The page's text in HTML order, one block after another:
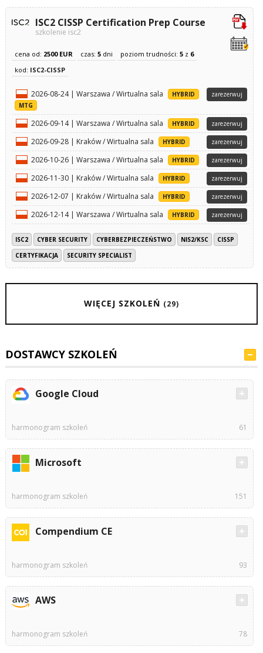
ISC2 CISSP Certification Prep Course
szkolenie isc2
cena od: 2500 EUR czas: 5dni poziom trudności: 5z 6
kod: ISC2-CISSP
2026-08-24 | Warszawa / Wirtualna sala
HYBRID
MTG
zarezerwuj
2026-09-14 | Warszawa / Wirtualna sala HYBRID zarezerwuj
2026-09-28 | Kraków / Wirtualna sala HYBRID zarezerwuj
2026-10-26 | Warszawa / Wirtualna sala HYBRID zarezerwuj
2026-11-30 | Kraków / Wirtualna sala HYBRID zarezerwuj
2026-12-07 | Kraków / Wirtualna sala HYBRID zarezerwuj
2026-12-14 | Warszawa / Wirtualna sala HYBRID zarezerwuj
ISC2 CYBER SECURITY CYBERBEZPIECZEŃSTWO NIS2/KSC
CISSP
CERTYFIKACJA
SECURITY SPECIALIST
WIĘCEJ SZKOLEŃ (29)
DOSTAWCY SZKOLEŃ
Google Cloud
harmonogram szkoleń 61
Microsoft
harmonogram szkoleń 151
Compendium CE
harmonogram szkoleń 93
AWS
harmonogram szkoleń 78